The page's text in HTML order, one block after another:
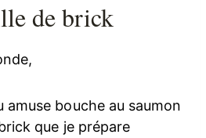
de brick
bouche au saumon
que je prépare